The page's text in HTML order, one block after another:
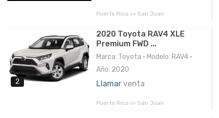
Puerto Rico >> San Juan
2
2020 Toyota RAV4 XLE
Premium FWD ...
Marca: Toyota • Modelo: RAV4 •
Año: 2020
Llamar venta
Puerto Rico >> San Juan